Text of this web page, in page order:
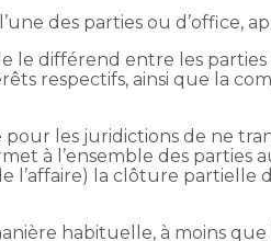
des parties ou d’office,
le différend entre les
respectifs, ainsi que la
les juridictions de ne
à l’ensemble des
l’affaire) la clôture
habituelle, à moins